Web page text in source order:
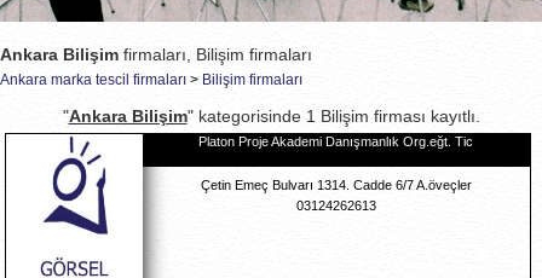
Ankara Bilişim firmaları, Bilişim firmaları
Ankara marka tescil firmaları > Bilişim firmaları
"Ankara Bilişim" kategorisinde 1 Bilişim firması kayıtlı.